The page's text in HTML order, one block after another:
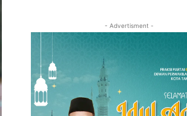
- Advertisment -